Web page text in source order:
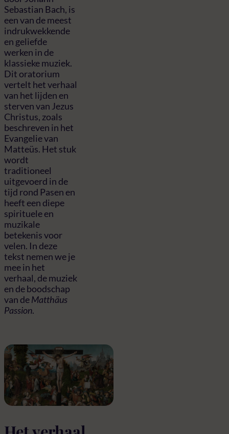
Sebastian Bach, is
een van de meest
indrukwekkende
en geliefde
werken in de
klassieke muziek.
Dit oratorium
vertelt het verhaal
van het lijden en
sterven van Jezus
Christus, zoals
beschreven in het
Evangelie van
Matteüs. Het stuk
wordt
traditioneel
uitgevoerd in de
tijd rond Pasen en
heeft een diepe
spirituele en
muzikale
betekenis voor
velen. In deze
tekst nemen we je
mee in het
verhaal, de muziek
en de boodschap
van deMatthäus
Passion.